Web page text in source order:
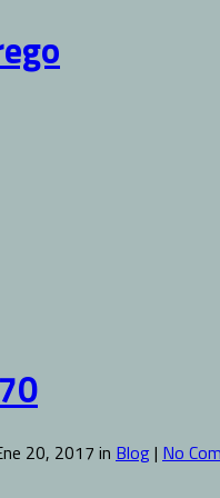
20, 2017 in Blog| No